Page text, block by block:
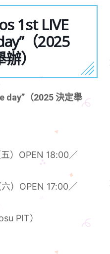
1st LIVE
（2025
）
day”（2025 決定舉
）OPEN 18:00／
）OPEN 17:00／
PIT）